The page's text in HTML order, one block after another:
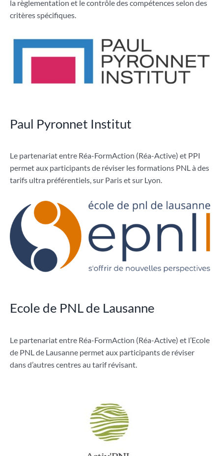
la règlementation et le contrôle des compétences selon des
critères spécifiques.
Paul Pyronnet Institut
Le partenariat entre Réa-FormAction (Réa-Active) et PPI
permet aux participants de réviser les formations PNL à des
tarifs ultra préférentiels, sur Paris et sur Lyon.
Ecole de PNL de Lausanne
Le partenariat entre Réa-FormAction (Réa-Active) et l’Ecole
de PNL de Lausanne permet aux participants de réviser
dans d’autres centres au tarif révisant.